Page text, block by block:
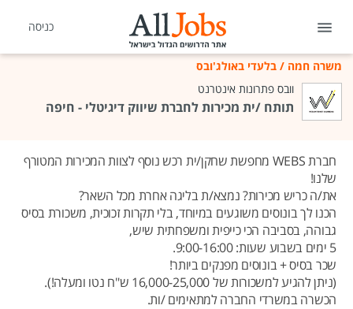
כניסה
משרה חמה / בלעדי באולג'ובס
וובס פתרונות אינטרנט
תותח /ית מכירות לחברת שיווק דיגיטלי - חיפה
חברת WEBS מחפשת שחקן/ית רכש נוסף לצוות המכירות המטורף
שלנו!
את/ה כריש מכירות? נמצא/ת בליגה אחרת מכל השאר?
הכנו לך בונוסים משוגעים במיוחד, בלי תקרות זכוכית, משכורת בסיס
גבוהה, בסביבה הכי כייפית ומשפחתית שיש,
5 ימים בשבוע שעות: 9:00-16:00.
שכר בסיס + בונוסים מפנקים ביותר!
(ניתן להגיע למשכורות של 16,000-25,000 ש"ח נטו ומעלה!).
הכשרה במשרדי החברה למתאימים /ות.